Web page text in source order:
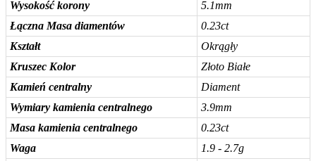
Wysokość korony
5.1mm
Łączna Masa diamentów
0.23ct
Kształt
Okrągły
Kruszec Kolor
Złoto Białe
Kamień centralny
Diament
Wymiary kamienia centralnego
3.9mm
Masa kamienia centralnego
0.23ct
Waga
1.9 - 2.7g